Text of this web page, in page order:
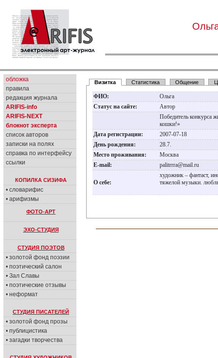
обложка
правила
редакция журнала
ARIFIS-info
ARIFIS-NEXT
блокнот эксперта
список авторов
записки на полях
справка по интерфейсу
ссылки
КОПИЛКА СИЗИФА
• словарифис
• арифизмы
ФОТО-АРТ
ЭХО-СТУДИЯ
СТУДИЯ ПОЭТОВ
• золотой фонд поэзии
• поэтический салон
• Зал Славы
• поэтические отзывы
• неформат
СТУДИЯ ПИСАТЕЛЕЙ
• золотой фонд прозы
• публицистика
• загадки творчества
Визитка Статистика Общение
ФИО:
Ольга
Статус на сайте:
Автор
Победитель конкурса
кошки!»
Дата регистрации:
2007-07-18
День рождения:
28.7.
Место проживания:
Москва
E-mail:
palitrrra@mail.ru
О себе:
художник – фантаст,
тяжелой музыки.